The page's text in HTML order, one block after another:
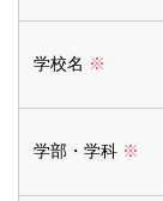
学校名 ※
学部・学科 ※